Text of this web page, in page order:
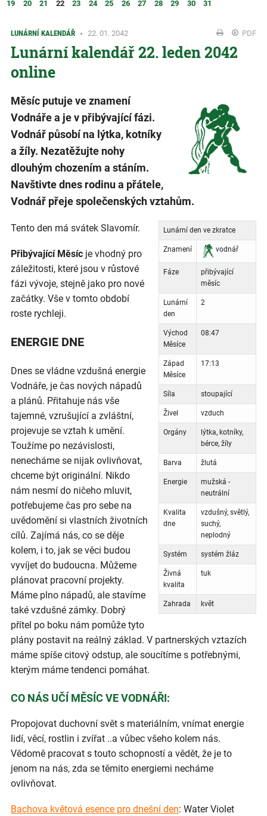
19 20 21 22 23 24 25 26 27 28 29 30 31
LUNÁRNÍ KALENDÁŘ 22. 01. 2042 PDF
Lunární kalendář 22. leden 2042
online
Měsíc putuje ve znamení
Vodnáře a je v přibývající fázi.
Vodnář působí na lýtka, kotníky
a žíly. Nezatěžujte nohy
dlouhým chozením a stáním.
Navštivte dnes rodinu a přátele,
Vodnář přeje společenských vztahům.
Tento den má svátek Slavomír. Lunární den ve zkratce
Znamení vodnář
Fáze
přibývající
měsíc
Lunární
den
2
Východ
Měsíce
08:47
Západ
Měsíce
17:13
Síla stoupající
Živel vzduch
Orgány
lýtka, kotníky,
bérce, žíly
Barva žlutá
Energie
mužská -
neutrální
Kvalita
dne
vzdušný, světlý,
suchý,
neplodný
Systém systém žláz
Živná
kvalita
tuk
Zahrada květ
Přibývající Měsíc je vhodný pro
záležitosti, které jsou v růstové
fázi vývoje, stejně jako pro nové
začátky. Vše v tomto období
roste rychleji.
ENERGIE DNE
Dnes se vládne vzdušná energie
Vodnáře, je čas nových nápadů
a plánů. Přitahuje nás vše
tajemné, vzrušující a zvláštní,
projevuje se vztah k umění.
Toužíme po nezávislosti,
nenecháme se nijak ovlivňovat,
chceme být originální. Nikdo
nám nesmí do ničeho mluvit,
potřebujeme čas pro sebe na
uvědomění si vlastních životních
cílů. Zajímá nás, co se děje
kolem, i to, jak se věci budou
vyvíjet do budoucna. Můžeme
plánovat pracovní projekty.
Máme plno nápadů, ale stavíme
také vzdušné zámky. Dobrý
přítel po boku nám pomůže tyto
plány postavit na reálný základ. V partnerských vztazích
máme spíše citový odstup, ale soucítíme s potřebnými,
kterým máme tendenci pomáhat.
CO NÁS UČÍ MĚSÍC VE VODNÁŘI:
Propojovat duchovní svět s materiálním, vnímat energie
lidí, věcí, rostlin i zvířat ..a vůbec všeho kolem nás.
Vědomě pracovat s touto schopností a vědět, že je to
jenom na nás, zda se těmito energiemi necháme
ovlivňovat.
Bachova květová esence pro dnešní den: Water Violet